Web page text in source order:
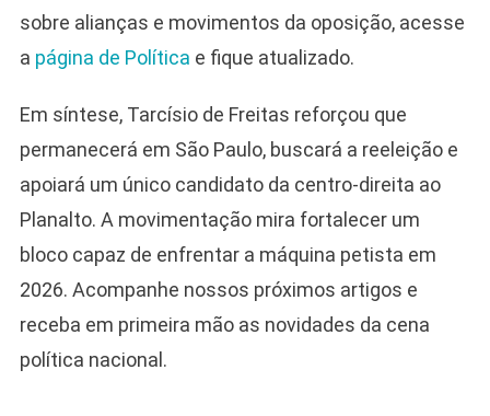
sobre alianças e movimentos da oposição, acesse
a página de Política e fique atualizado.
Em síntese, Tarcísio de Freitas reforçou que
permanecerá em São Paulo, buscará a reeleição e
apoiará um único candidato da centro-direita ao
Planalto. A movimentação mira fortalecer um
bloco capaz de enfrentar a máquina petista em
2026. Acompanhe nossos próximos artigos e
receba em primeira mão as novidades da cena
política nacional.